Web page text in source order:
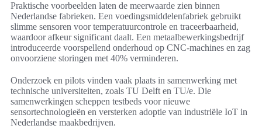
Praktische voorbeelden laten de meerwaarde zien binnen
Nederlandse fabrieken. Een voedingsmiddelenfabriek gebruikt
slimme sensoren voor temperatuurcontrole en traceerbaarheid,
waardoor afkeur significant daalt. Een metaalbewerkingsbedrijf
introduceerde voorspellend onderhoud op CNC-machines en zag
onvoorziene storingen met 40% verminderen.
Onderzoek en pilots vinden vaak plaats in samenwerking met
technische universiteiten, zoals TU Delft en TU/e. Die
samenwerkingen scheppen testbeds voor nieuwe
sensortechnologieën en versterken adoptie van industriële IoT in
Nederlandse maakbedrijven.